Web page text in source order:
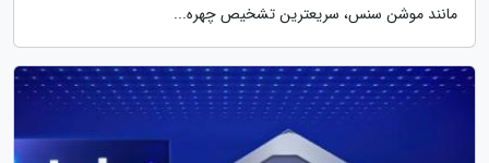
مانند موشن سنس، سریعترین تشخیص چهره...